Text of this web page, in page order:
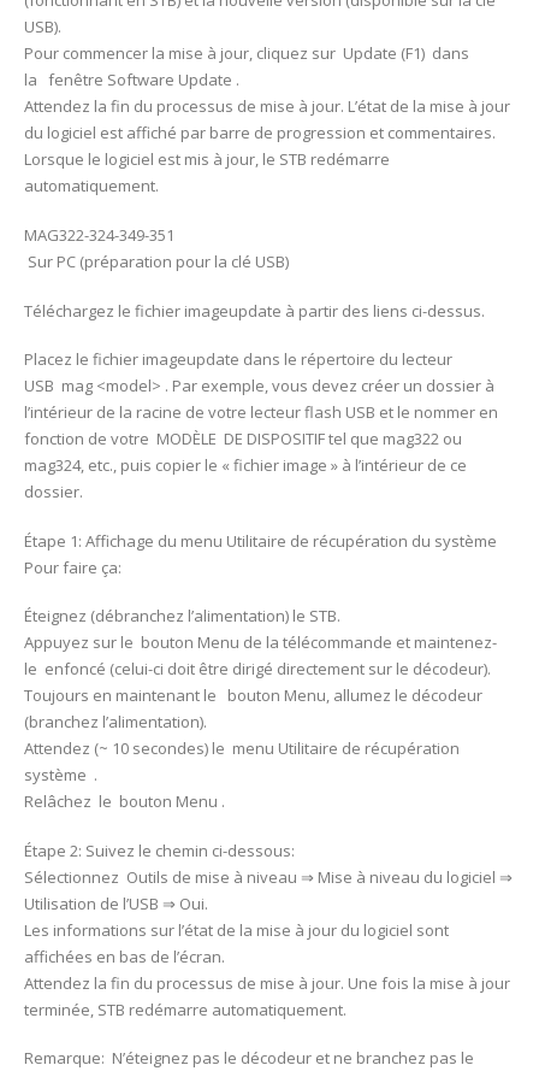
USB).
Pour commencer la mise à jour, cliquez sur Update (F1) dans
la fenêtre Software Update .
Attendez la fin du processus de mise à jour. L’état de la mise à jour
du logiciel est affiché par barre de progression et commentaires.
Lorsque le logiciel est mis à jour, le STB redémarre
automatiquement.
MAG322-324-349-351
Sur PC (préparation pour la clé USB)
Téléchargez le fichier imageupdate à partir des liens ci-dessus.
Placez le fichier imageupdate dans le répertoire du lecteur
USB mag <model> . Par exemple, vous devez créer un dossier à
l’intérieur de la racine de votre lecteur flash USB et le nommer en
fonction de votre MODÈLE DE DISPOSITIF tel que mag322 ou
mag324, etc., puis copier le « fichier image » à l’intérieur de ce
dossier.
Étape 1: Affichage du menu Utilitaire de récupération du système
Pour faire ça:
Éteignez (débranchez l’alimentation) le STB.
Appuyez sur le bouton Menu de la télécommande et maintenez-
le enfoncé (celui-ci doit être dirigé directement sur le décodeur).
Toujours en maintenant le bouton Menu, allumez le décodeur
(branchez l’alimentation).
Attendez (~ 10 secondes) le menu Utilitaire de récupération
système .
Relâchez le bouton Menu .
Étape 2: Suivez le chemin ci-dessous:
Sélectionnez Outils de mise à niveau ⇒ Mise à niveau du logiciel ⇒
Utilisation de l’USB ⇒ Oui.
Les informations sur l’état de la mise à jour du logiciel sont
affichées en bas de l’écran.
Attendez la fin du processus de mise à jour. Une fois la mise à jour
terminée, STB redémarre automatiquement.
Remarque: N’éteignez pas le décodeur et ne branchez pas le